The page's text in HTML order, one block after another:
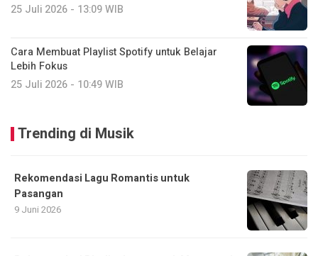
25 Juli 2026 - 13:09 WIB
Cara Membuat Playlist Spotify untuk Belajar
Lebih Fokus
25 Juli 2026 - 10:49 WIB
Trending di Musik
Rekomendasi Lagu Romantis untuk
Pasangan
9 Juni 2026